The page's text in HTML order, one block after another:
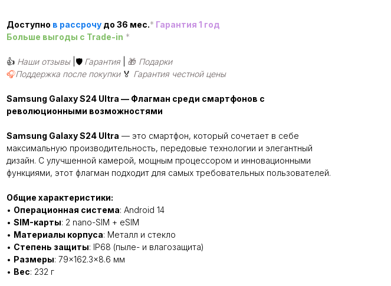
Доступно в рассрочу до 36 мес.* Гарантия 1 год
Больше выгоды c Trade-in *
👍 Наши отзывы |🛡️ Гарантия 🎁 Подарки
🎧Поддержка после покупки 🏅 Гарантия честной цены
Samsung Galaxy S24 Ultra — Флагман среди смартфонов с
революционными возможностями
Samsung Galaxy S24 Ultra — это смартфон, который сочетает в себе
максимальную производительность, передовые технологии и элегантный
дизайн. С улучшенной камерой, мощным процессором и инновационными
функциями, этот флагман подходит для самых требовательных пользователей.
Общие характеристики:
• Операционная система: Android 14
• SIM-карты: 2 nano-SIM + eSIM
• Материалы корпуса: Металл и стекло
• Степень защиты: IP68 (пыле- и влагозащита)
• Размеры: 79×162.3×8.6 мм
• Вес: 232 г